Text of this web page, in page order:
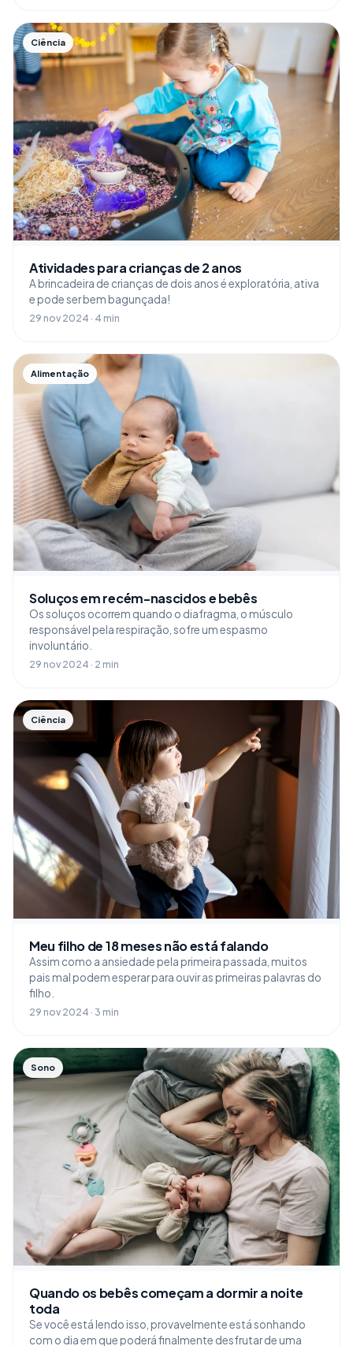
Ciência
Atividades para crianças de 2 anos
A brincadeira de crianças de dois anos é exploratória, ativa
e pode ser bem bagunçada!
29 nov 2024 · 4 min
Alimentação
Soluços em recém-nascidos e bebês
Os soluços ocorrem quando o diafragma, o músculo
responsável pela respiração, sofre um espasmo
involuntário.
29 nov 2024 · 2 min
Ciência
Meu filho de 18 meses não está falando
Assim como a ansiedade pela primeira passada, muitos
pais mal podem esperar para ouvir as primeiras palavras do
filho.
29 nov 2024 · 3 min
Sono
Quando os bebês começam a dormir a noite
toda
Se você está lendo isso, provavelmente está sonhando
com o dia em que poderá finalmente desfrutar de uma